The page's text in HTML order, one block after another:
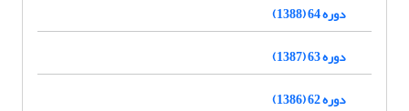
دوره 64 (1388)
دوره 63 (1387)
دوره 62 (1386)